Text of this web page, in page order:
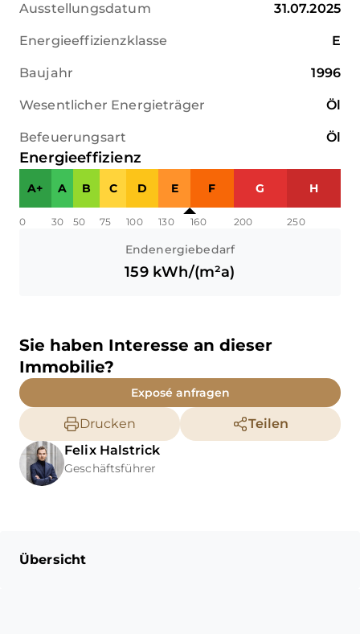
Ausstellungsdatum 31.07.2025
Energieeffizienzklasse E
Baujahr 1996
Wesentlicher Energieträger Öl
Befeuerungsart Öl
Energieeffizienz
A+ A B C D E F G H
0 30 50 75 100 130 160 200 250
Endenergiebedarf
159 kWh/(m²a)
Sie haben Interesse an dieser
Immobilie?
Exposé anfragen
Drucken
Teilen
Felix Halstrick
Geschäftsführer
Übersicht